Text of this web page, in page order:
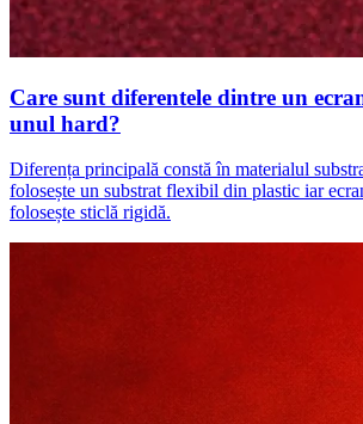
Care sunt diferentele dintre un
unul hard?
Diferența principală constă în materialul
folosește un substrat flexibil din plastic iar
folosește sticlă rigidă.